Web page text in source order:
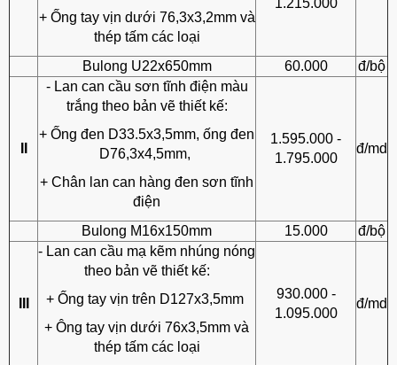
+ Ống tay vịn dưới 76,3x3,2mm và
thép tấm các loại
1.215.000
Bulong U22x650mm 60.000 đ/bộ
- Lan can cầu sơn tĩnh điện màu
trắng theo bản vẽ thiết kế:
+ Ống đen D33.5x3,5mm, ống đen
D76,3x4,5mm,
+ Chân lan can hàng đen sơn tĩnh
điện
1.595.000 -
1.795.000
đ/md
Bulong M16x150mm 15.000 đ/bộ
- Lan can cầu mạ kẽm nhúng nóng
theo bản vẽ thiết kế:
+ Ống tay vịn trên D127x3,5mm
+ Ông tay vịn dưới 76x3,5mm và
thép tấm các loại
930.000 -
1.095.000
đ/md